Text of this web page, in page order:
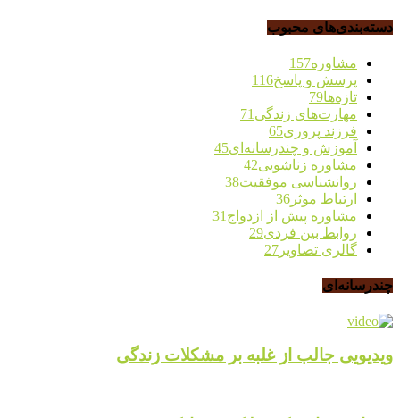
دسته‌بندی‌های محبوب
مشاوره157
پرسش و پاسخ116
تازه‌ها79
مهارت‌های زندگی 71
فرزند پروری65
آموزش و چندرسانه‌ای45
مشاوره زناشویی42
روانشناسی موفقیت38
ارتباط موثر 36
مشاوره پیش از ازدواج 31
روابط بین فردی29
گالری تصاویر 27
چندرسانه‌ای
ویدیویی جالب از غلبه بر مشکلات زندگی